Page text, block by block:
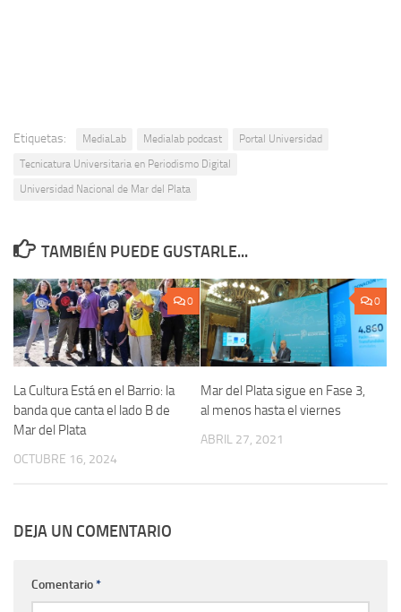
Etiquetas: MediaLab Medialab podcast
Portal Universidad
Tecnicatura Universitaria en Periodismo Digital
Universidad Nacional de Mar del Plata
TAMBIÉN PUEDE GUSTARLE...
0
La Cultura Está en el Barrio: la
banda que canta el lado B de
Mar del Plata
OCTUBRE 16, 2024
0
Mar del Plata sigue en Fase 3,
al menos hasta el viernes
ABRIL 27, 2021
DEJA UN COMENTARIO
Comentario*